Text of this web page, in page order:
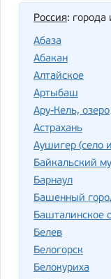
Россия: города
Абаза
Абакан
Алтайское
Артыбаш
Ару-Кель, озеро
Астрахань
Аушигер (село
Байкальский
Барнаул
Башенный
Башталинское
Белев
Белогорск
Белокуриха